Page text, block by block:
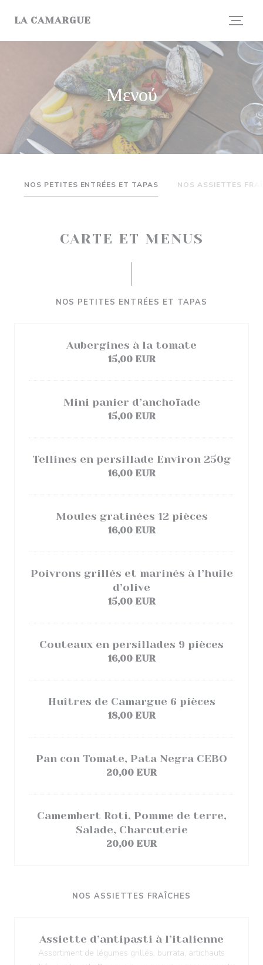
LA CAMARGUE
Μενού
NOS PETITES ENTRÉES ET TAPAS NOS ASSIETTES
CARTE ET MENUS
NOS PETITES ENTRÉES ET TAPAS
Aubergines à la tomate
15,00 EUR
Mini panier d’anchoïade
15,00 EUR
Tellines en persillade Environ 250g
16,00 EUR
Moules gratinées 12 pièces
16,00 EUR
Poivrons grillés et marinés à l’huile
d’olive
15,00 EUR
Couteaux en persillades 9 pièces
16,00 EUR
Huîtres de Camargue 6 pièces
18,00 EUR
Pan con Tomate, Pata Negra CEBO
20,00 EUR
Camembert Roti, Pomme de terre,
Salade, Charcuterie
20,00 EUR
NOS ASSIETTES FRAÎCHES
Assiette d’antipasti à l’italienne
Assortiment de légumes grillés, burrata, artichauts